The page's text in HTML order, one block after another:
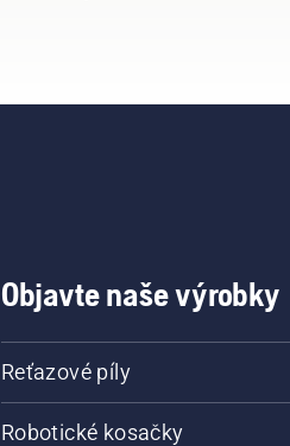
Objavte naše výrobky
Reťazové píly
Robotické kosačky